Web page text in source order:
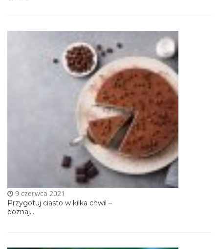
Przygotuj ciasto w kilka chwil –
poznaj...
9 czerwca 2021